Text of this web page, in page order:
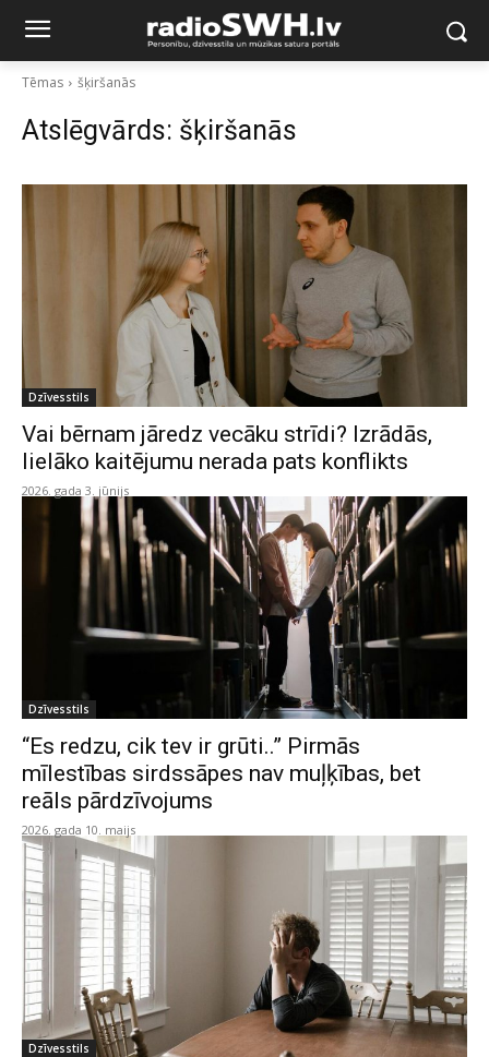
Tēmas šķiršanās
Atslēgvārds: šķiršanās
Dzīvesstils
Vai bērnam jāredz vecāku strīdi? Izrādās,
lielāko kaitējumu nerada pats konflikts
2026. gada 3. jūnijs
Dzīvesstils
“Es redzu, cik tev ir grūti..” Pirmās
mīlestības sirdssāpes nav muļķības, bet
reāls pārdzīvojums
2026. gada 10. maijs
Dzīvesstils